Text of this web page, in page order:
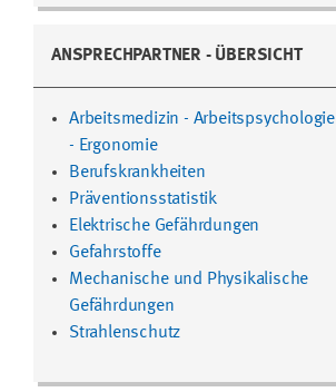
ANSPRECHPARTNER - ÜBERSICHT
Arbeitsmedizin - Arbeitspsychologie
- Ergonomie
Berufskrankheiten
Präventionsstatistik
Elektrische Gefährdungen
Gefahrstoffe
Mechanische und Physikalische
Gefährdungen
Strahlenschutz